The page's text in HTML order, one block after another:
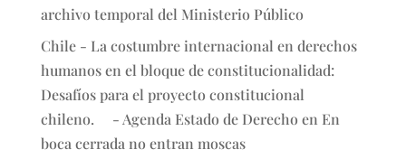
archivo temporal del Ministerio Público
Chile - La costumbre internacional en derechos
humanos en el bloque de constitucionalidad:
Desafíos para el proyecto constitucional
chileno. - Agenda Estado de Derecho en En
boca cerrada no entran moscas